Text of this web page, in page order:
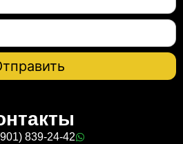
839-24-42